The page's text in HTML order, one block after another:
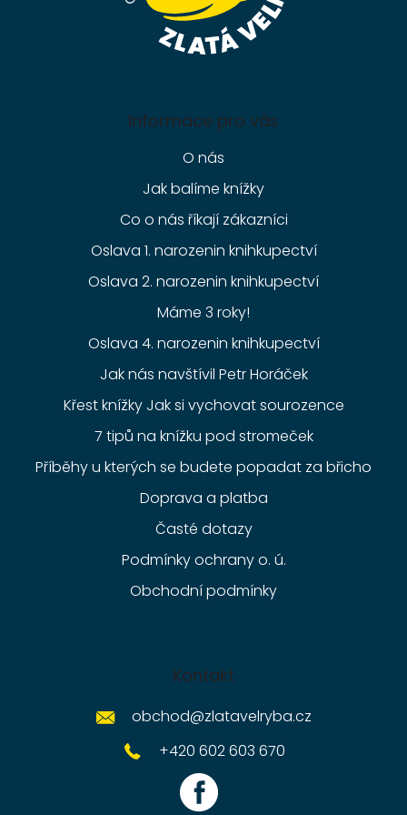
Informace pro vás
O nás
Jak balíme knížky
Co o nás říkají zákazníci
Oslava 1. narozenin knihkupectví
Oslava 2. narozenin knihkupectví
Máme 3 roky!
Oslava 4. narozenin knihkupectví
Jak nás navštívil Petr Horáček
Křest knížky Jak si vychovat sourozence
7 tipů na knížku pod stromeček
Příběhy u kterých se budete popadat za břicho
Doprava a platba
Časté dotazy
Podmínky ochrany o. ú.
Obchodní podmínky
Kontakt
obchod@zlatavelryba.cz
+420 602 603 670